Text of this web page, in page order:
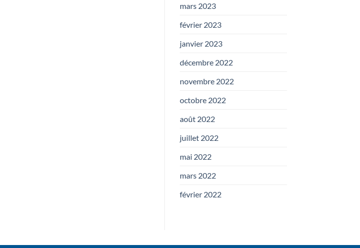
mars 2023
février 2023
janvier 2023
décembre 2022
novembre 2022
octobre 2022
août 2022
juillet 2022
mai 2022
mars 2022
février 2022